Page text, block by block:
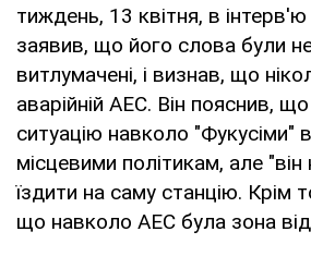
тиждень, 13 квітня, в інтерв'ю
заявив, що його слова були
витлумачені, і визнав, що
аварійній АЕС. Він пояснив,
ситуацію навколо "Фукусіми" в
місцевими політикам, але
їздити на саму станцію. Крім
що навколо АЕС була зона